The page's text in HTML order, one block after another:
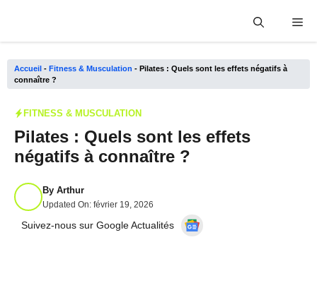
Accueil - Fitness & Musculation - Pilates : Quels sont les effets négatifs à
connaître ?
FITNESS & MUSCULATION
Pilates : Quels sont les effets
négatifs à connaître ?
By Arthur
Updated On: février 19, 2026
Suivez-nous sur Google Actualités